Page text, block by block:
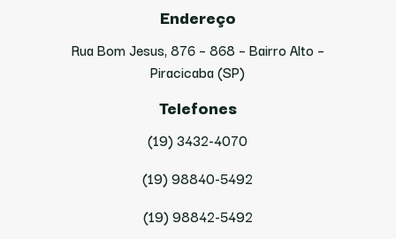
Endereço
Rua Bom Jesus, 876 – 868 – Bairro Alto –
Piracicaba (SP)
Telefones
(19) 3432-4070
(19) 98840-5492
(19) 98842-5492